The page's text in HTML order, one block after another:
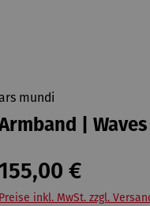
mundi
| Waves
€
Preise inkl. MwSt. zzgl.